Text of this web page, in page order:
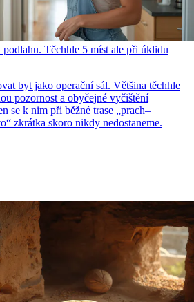
Těchhle 5 míst ale při úklidu
byt jako operační sál. Většina těchhle
pozornost a obyčejné vyčištění
se k nim při běžné trase „prach–
zkrátka skoro nikdy nedostaneme.